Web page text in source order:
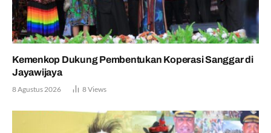
Kemenkop Dukung Pembentukan Koperasi Sanggar di
Jayawijaya
8 Agustus 2026 8Views